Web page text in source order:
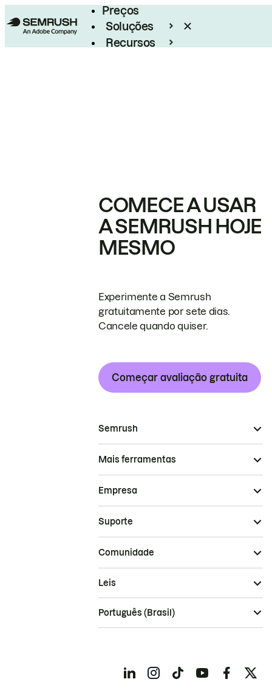
Preços
Soluções
Recursos
COMECE A USAR
A SEMRUSH HOJE
MESMO
Experimente a Semrush
gratuitamente por sete dias.
Cancele quando quiser.
Começar avaliação gratuita
Semrush
Mais ferramentas
Empresa
Suporte
Comunidade
Leis
Português (Brasil)